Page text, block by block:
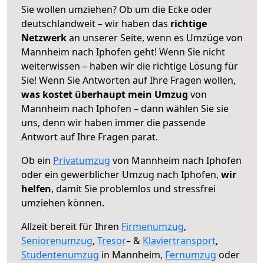
Sie wollen umziehen? Ob um die Ecke oder
deutschlandweit – wir haben das richtige
Netzwerkan unserer Seite, wenn es Umzüge von
Mannheim nach Iphofen geht! Wenn Sie nicht
weiterwissen – haben wir die richtige Lösung für
Sie! Wenn Sie Antworten auf Ihre Fragen wollen,
was kostet überhaupt mein Umzug von
Mannheim nach Iphofen – dann wählen Sie sie
uns, denn wir haben immer die passende
Antwort auf Ihre Fragen parat.
Ob ein Privatumzug von Mannheim nach Iphofen
oder ein gewerblicher Umzug nach Iphofen, wir
helfen, damit Sie problemlos und stressfrei
umziehen können.
Allzeit bereit für Ihren Firmenumzug,
Seniorenumzug, Tresor– & Klaviertransport,
Studentenumzug in Mannheim, Fernumzug oder